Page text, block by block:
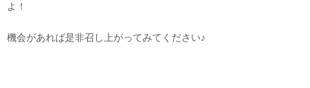
よ！
機会があれば是非召し上がってみてください♪